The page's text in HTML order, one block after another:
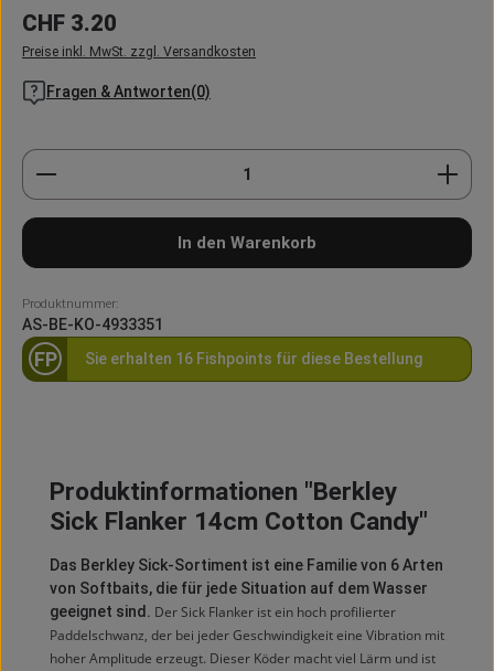
Regulärer Preis:
CHF 3.20
Preise inkl. MwSt. zzgl. Versandkosten
Fragen & Antworten(0)
Produkt Anzahl: Gib den gewünschten Wert ein
In den Warenkorb
Produktnummer:
AS-BE-KO-4933351
FP Sie erhalten 16 Fishpoints für diese Bestellung
Produktinformationen "Berkley
Sick Flanker 14cm Cotton Candy"
Das Berkley Sick-Sortiment ist eine Familie von 6 Arten
von Softbaits, die für jede Situation auf dem Wasser
geeignet sind. Der Sick Flanker ist ein hoch profilierter
Paddelschwanz, der bei jeder Geschwindigkeit eine Vibration mit
hoher Amplitude erzeugt. Dieser Köder macht viel Lärm und ist